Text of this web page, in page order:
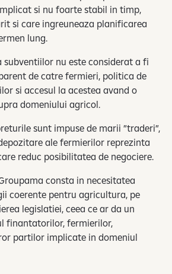
si nu foarte stabil in timp,
si care ingreuneaza planificarea
lung.
subventiilor nu este considerat a fi
de catre fermieri, politica de
si accesul la acestea avand o
domeniului agricol.
sunt impuse de marii ”traderi”,
ale fermierilor reprezinta
reduc posibilitatea de negociere.
consta in necesitatea
coerente pentru agricultura, pe
legislatiei, ceea ce ar da un
finantatorilor, fermierilor,
partilor implicate in domeniul